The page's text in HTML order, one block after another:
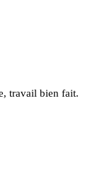
travail bien fait.